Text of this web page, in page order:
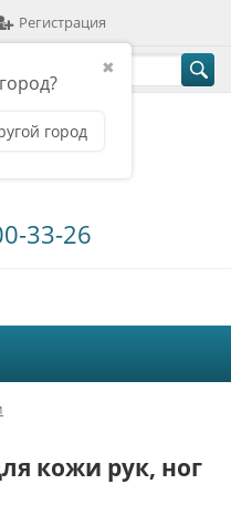
✖
город
Регистрация
33-26
кожи рук, ног